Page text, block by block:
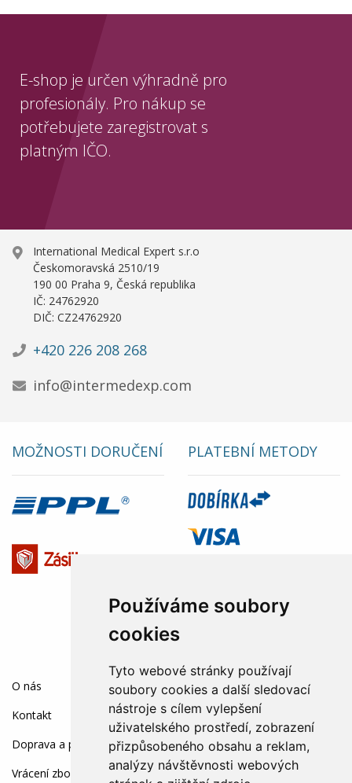
Používáme soubory
cookies
Tyto webové stránky používají
soubory cookies a další sledovací
nástroje s cílem vylepšení
uživatelského prostředí, zobrazení
přizpůsobeného obsahu a reklam,
analýzy návštěvnosti webových
E-shop je určen výhradně pro
profesionály. Pro nákup se
potřebujete zaregistrovat s
platným IČO.
International Medical Expert s.r.o
Českomoravská 2510/19
190 00 Praha 9, Česká republika
IČ: 24762920
DIČ: CZ24762920
+420 226 208 268
info@intermedexp.com
MOŽNOSTI DORUČENÍ PLATEBNÍ METODY
O nás
Kontakt
Doprava a platba
Vrácení zboží a reklamace
SOCIÁLNÍ SÍTĚ: